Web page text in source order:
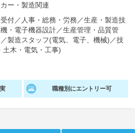
スカウト
ート
お役立ち記事・相談室など
ー・製造関連
付／ 人事・総務・労務 ／生産・製造技
・電子機器設計／生産管理・品質管
／製造スタッフ(電気、電子、機械) ／技
土木・電気・工事)
職種別にエントリー可